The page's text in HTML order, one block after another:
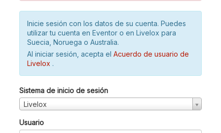
Inicie sesión con los datos de su cuenta. Puedes
utilizar tu cuenta en Eventor o en Livelox para
Suecia, Noruega o Australia.
Al iniciar sesión, acepta el Acuerdo de usuario de
Livelox .
Sistema de inicio de sesión
Livelox
Usuario